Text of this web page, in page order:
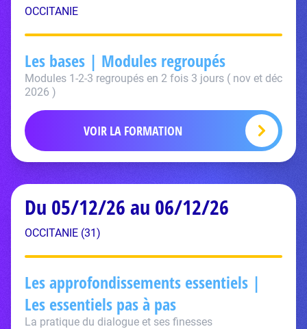
OCCITANIE
Les bases | Modules regroupés
Modules 1-2-3 regroupés en 2 fois 3 jours ( nov et déc
2026 )
VOIR LA FORMATION
Du 05/12/26 au 06/12/26
OCCITANIE (31)
Les approfondissements essentiels |
Les essentiels pas à pas
La pratique du dialogue et ses finesses